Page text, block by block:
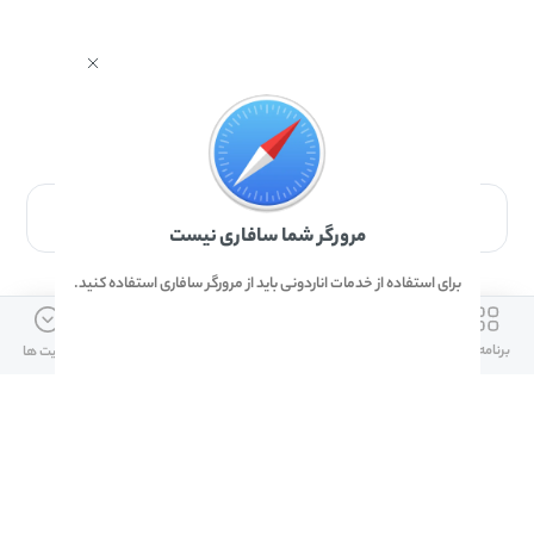
برای دانلود برنامه با مرورگر Safari وارد شوید.
ارتباط با ما
برنامه ها آپدیت ها
مرورگر شما سافاری نیست
برای استفاده از خدمات اناردونی باید از مرورگر سافاری استفاده کنید.